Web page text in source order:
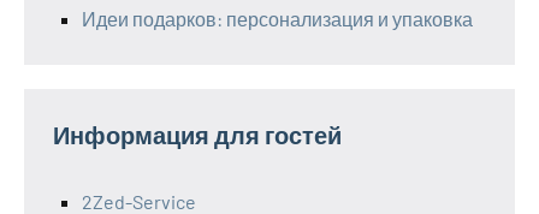
Идеи подарков: персонализация и упаковка
Информация для гостей
2Zed-Service